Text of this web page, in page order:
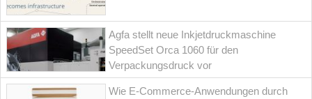
Agfa stellt neue Inkjetdruckmaschine
SpeedSet Orca 1060 für den
Verpackungsdruck vor
Wie E-Commerce-Anwendungen durch